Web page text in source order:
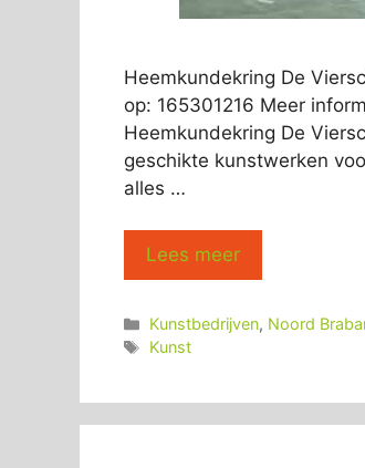
Heemkundekring De
op: 165301216 Meer
Heemkundekring De
geschikte kunstwerken
alles …
Lees meer
Categorieën
Kunstbedrijven, Noord
Tags
Kunst